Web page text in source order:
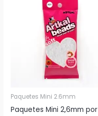
Paquetes Mini 2.6mm
Paquetes Mini 2,6mm por